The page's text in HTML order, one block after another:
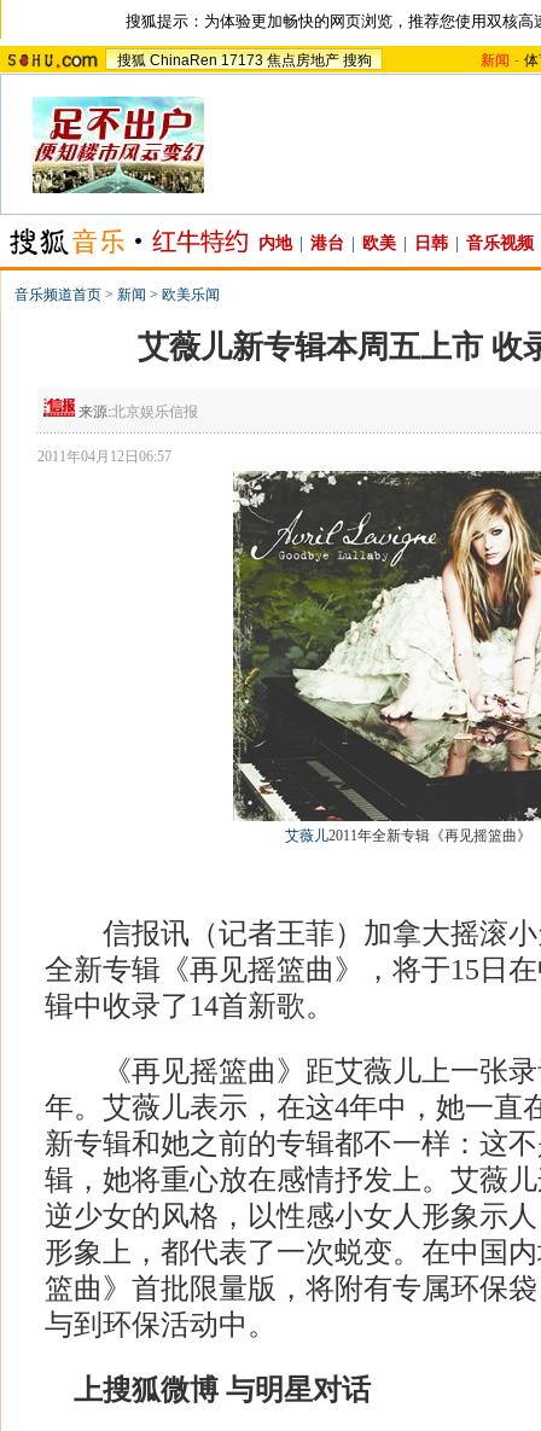
搜狐提示：为体验更加畅快的网页浏览，推荐您使用双核高
搜狐 ChinaRen 17173 焦点房地产 搜狗 新闻 -
内地 港台 欧美 日韩 音乐视频
音乐频道首页 > 新闻 > 欧美乐闻
艾薇儿新专辑本周五上市 收
来源:北京娱乐信报
2011年04月12日06:57
艾薇儿2011年全新专辑《再见摇篮曲》
信报讯（记者王菲）加拿大摇滚小
全新专辑《再见摇篮曲》，将于15日
辑中收录了14首新歌。
《再见摇篮曲》距艾薇儿上一张录
年。艾薇儿表示，在这4年中，她一直
新专辑和她之前的专辑都不一样：这
辑，她将重心放在感情抒发上。艾薇
逆少女的风格，以性感小女人形象示
形象上，都代表了一次蜕变。在中国
篮曲》首批限量版，将附有专属环保
与到环保活动中。
上搜狐微博 与明星对话